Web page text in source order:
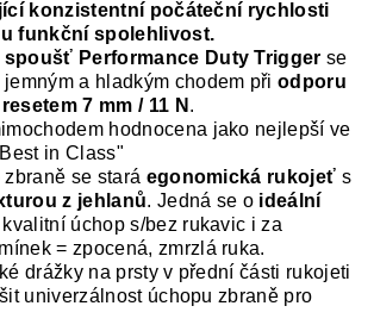
konzistentní počáteční rychlosti
funkční spolehlivost.
spoušť Performance Duty Trigger se
a hladkým chodem přiodporu
7 mm / 11 N .
hodnocena jako nejlepší ve
in Class"
se stará egonomická rukojeť s
z jehlanů. Jedná se o ideální
úchop s/bez rukavic i za
= zpocená, zmrzlá ruka.
drážky na prsty v přední části rukojeti
univerzálnost úchopu zbraně pro